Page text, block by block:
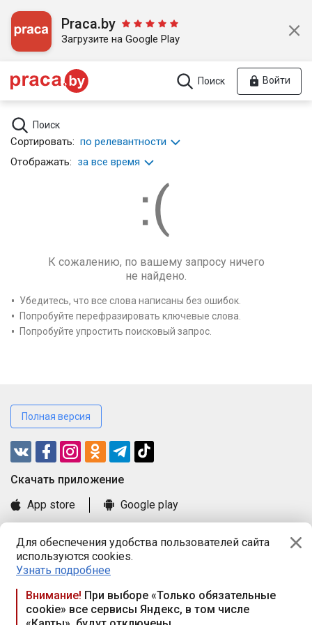
Для обеспечения удобства пользователей сайта
используются cookies.
Узнать подробнее
Внимание! При выборе «Только обязательные
cookie» все сервисы Яндекс, в том числе
Praca.by
Загрузите на Google Play
Поиск Войти
Поиск
Сортировать: по релевантности
Отображать: за все время
К сожалению, по вашему запросу ничего
не найдено.
Убедитесь, что все слова написаны без ошибок.
Попробуйте перефразировать ключевые слова.
Попробуйте упростить поисковый запрос.
Полная версия
Cкачать приложение
App store
Google play
Книга замечаний и предложений
Правила и документы
Praca.by © 2000—2026, ООО «ПРАЦА БАЙ»
Республика Беларусь, 220114, г. Минск, пр-т Независимости
117а, пом. № 9.